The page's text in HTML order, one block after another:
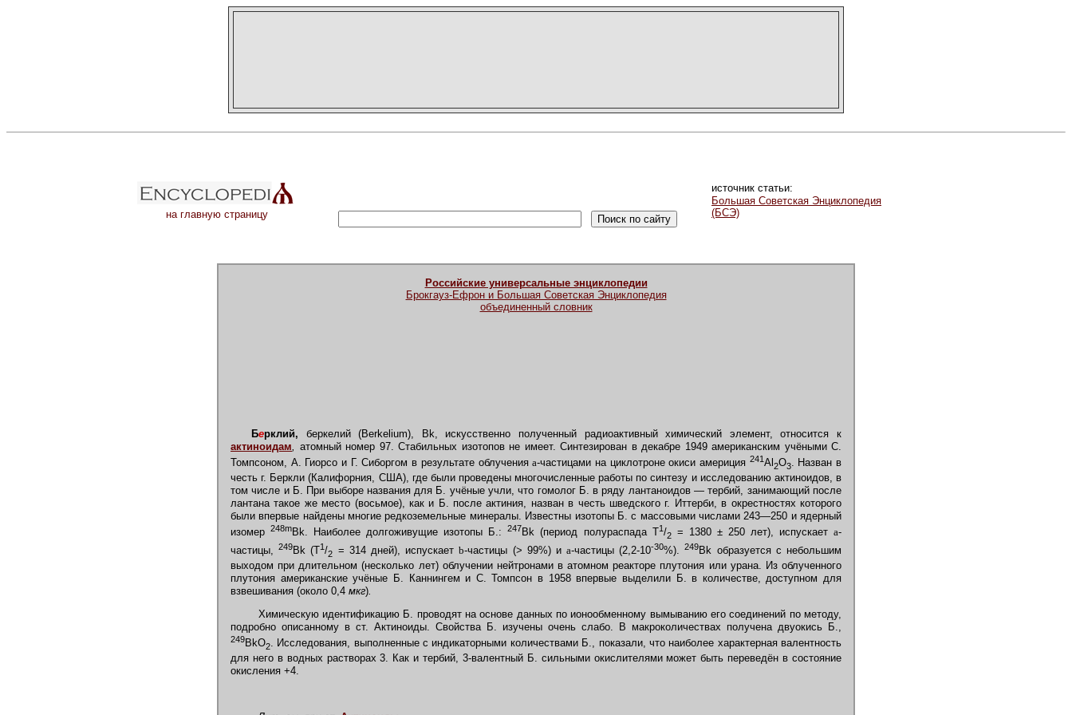
на главную страницу
источник статьи:
Большая Советская Энциклопедия
(БСЭ)
Российские универсальные энциклопедии
Брокгауз-Ефрон и Большая Советская Энциклопедия
объединенный словник
Берклий, беркелий (Berkelium), Bk, искусственно полученный радиоактивный химический элемент, относится к
актиноидам, атомный номер 97. Стабильных изотопов не имеет. Синтезирован в декабре 1949 американским учёными С.
Томпсоном, А. Гиорсо и Г. Сиборгом в результате облученияa-частицами на циклотроне окиси америция 241Al 2O3. Назван в
честь г. Беркли (Калифорния, США), где были проведены многочисленные работы по синтезу и исследованию актиноидов, в
том числе и Б. При выборе названия для Б. учёные учли, что гомолог Б. в ряду лантаноидов — тербий, занимающий после
лантана такое же место (восьмое), как и Б. после актиния, назван в честь шведского г. Иттерби, в окрестностях которого
были впервые найдены многие редкоземельные минералы. Известны изотопы Б. с массовыми числами 243—250 и ядерный
изомер248mBk. Наиболее долгоживущие изотопы Б.:247Bk (период полураспада T1/2= 1380 ± 250 лет), испускает a-
частицы,249Bk (T1/2 = 314 дней), испускаетb-частицы (> 99%) иa-частицы (2,2-10-30%).249Bk образуется с небольшим
выходом при длительном (несколько лет) облучении нейтронами в атомном реакторе плутония или урана. Из облученного
плутония американские учёные Б. Каннингем и С. Томпсон в 1958 впервые выделили Б. в количестве, доступном для
взвешивания (около 0,4 мкг)
Химическую идентификацию Б. проводят на основе данных по ионообменному вымыванию его соединений по методу,
подробно описанному в ст. Актиноиды. Свойства Б. изучены очень слабо. В макроколичествах получена двуокись Б.,
249BkO2. Исследования, выполненные с индикаторными количествами Б., показали, что наиболее характерная валентность
для него в водных растворах 3. Как и тербий, 3-валентный Б. сильными окислителями может быть переведён в состояние
окисления +4.